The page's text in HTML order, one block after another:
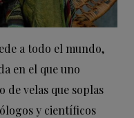
a todo el mundo,
en el que uno
de velas que soplas
y científicos